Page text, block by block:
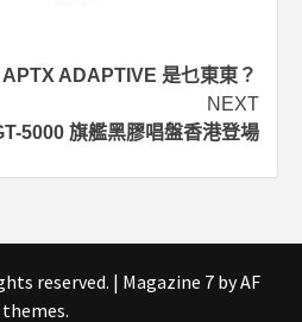
ADAPTIVE 是乜東東？
NEXT
5000 旗艦黑膠唱盤香港登場
reserved. | Magazine 7by AF
themes.